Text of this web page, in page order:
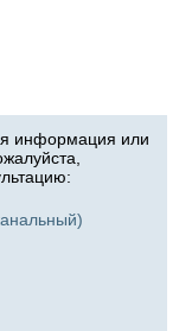
информация или